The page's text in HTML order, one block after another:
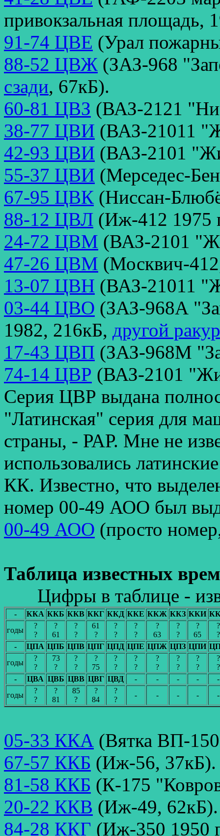
привокзальная площадь,
91-74 ЦВЕ (Урал
88-52 ЦВЖ (ЗАЗ-968
сзади, 67кБ).
60-81 ЦВЗ (ВАЗ-2121
38-77 ЦВИ (ВАЗ-21011
42-93 ЦВИ (ВАЗ-2101
55-37 ЦВИ (Мерседес-
67-95 ЦВК (Ниссан-
88-12 ЦВЛ (Иж-412 1975
24-72 ЦВМ (ВАЗ-2101
47-26 ЦВМ (Москвич-
13-07 ЦВН (ВАЗ-21011
03-44 ЦВО (ЗАЗ-968А
1982, 216кБ, другой
17-43 ЦВП (ЗАЗ-968М
74-14 ЦВР (ВАЗ-2101
Серия ЦВР выдана
"Латинская" серия для
страны, - РАР. Мне не
использовались
КК. Известно, что
номер 00-49 АОО был
00-49 АОО (просто
Таблица известных
Цифры в таблице -
- ККА ККБ ККВ ККГ ККД ККЕ ККЖ ККЗ ККИ
годы
?
?
?
61
?
?
61
?
?
?
?
?
?
63
?
?
?
65
?
?
-
ЦПА ЦПБ ЦПВ ЦПГ ЦПД ЦПЕ ЦПЖ ЦПЗ ЦПИ
годы
?
?
73
?
?
?
?
75
?
?
?
?
?
?
?
?
?
?
?
?
-
ЦВА ЦВБ ЦВВ ЦВГ ЦВД - - - -
-
годы
?
?
?
81
85
?
?
84
?
?
- - - - -
05-33 ККА (Вятка ВП-
67-57 ККБ (Иж-56, 37кБ).
81-58 ККБ (К-175
20-22 ККВ (Иж-49, 62кБ).
84-28 ККГ (Иж-350 1950